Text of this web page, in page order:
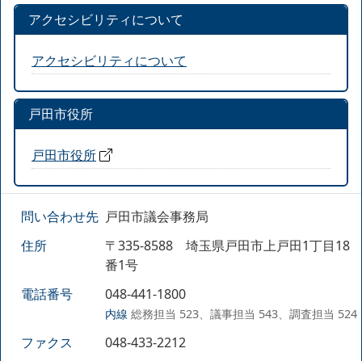
アクセシビリティについて
アクセシビリティについて
戸田市役所
戸田市役所
問い合わせ先 戸田市議会事務局
住所
〒335-8588 埼玉県戸田市上戸田1丁目18
番1号
電話番号
048-441-1800
内線 総務担当 523、議事担当 543、調査担当 524
ファクス 048-433-2212